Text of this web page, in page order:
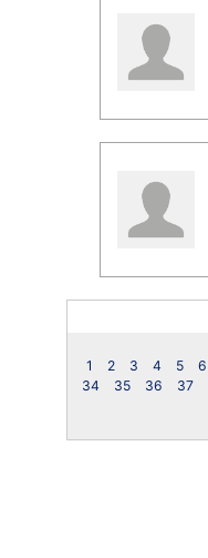
1 2 3 4 5 6
34
35 36 37